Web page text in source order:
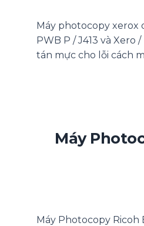
Máy photocopy xerox
PWB P / J413 và Xero
tán mực cho lỗi cách
Máy
Máy Photocopy Ricoh